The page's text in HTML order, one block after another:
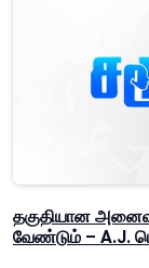
தகுதியான
வேண்டும் – A.J.